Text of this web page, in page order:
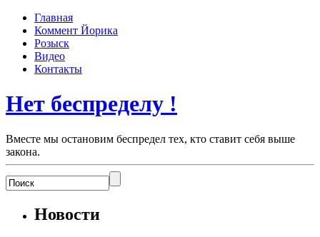
Главная
Коммент Йорика
Розыск
Видео
Контакты
Нет беспределу !
Вместе мы остановим беспредел тех, кто ставит себя выше
закона.
Новости